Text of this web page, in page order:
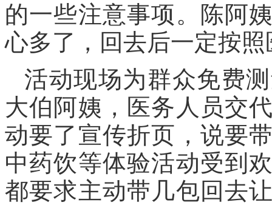
的一些注意事项。陈阿
心多了，回去后一定按
活动现场为群众免费
大伯阿姨，医务人员交
动要了宣传折页，说要
中药饮等体验活动受到
都要求主动带几包回去